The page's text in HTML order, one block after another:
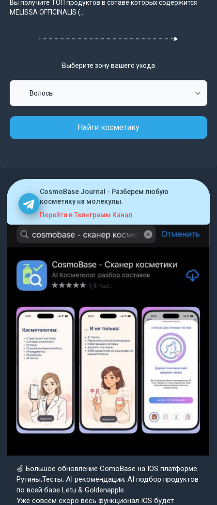
Вы получите ТОП продуктов в сотаве которых содержится
MELISSA OFFICINALIS (...
Выберите зону вашего ухода
Найти косметику
CosmoBase Journal - Разберем любую
косметику на молекулы.
Перейти в Телеграмм Канал
🍏 Большое обновление ComoBase на IOS платформе.
Рутины;Тесты; AI рекомендации; AI подбор продуктов
по всей базе Letu & Goldenapple.
Уже совсем скоро весь функционал IOS будет